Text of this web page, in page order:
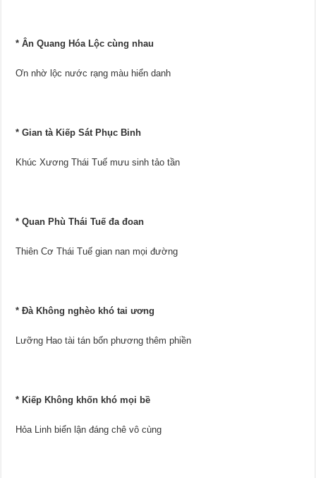
* Ân Quang Hóa Lộc cùng nhau
Ơn nhờ lộc nước rạng màu hiển danh
* Gian tà Kiếp Sát Phục Binh
Khúc Xương Thái Tuế mưu sinh tảo tần
* Quan Phù Thái Tuế đa đoan
Thiên Cơ Thái Tuế gian nan mọi đường
* Đà Không nghèo khó tai ương
Lưỡng Hao tài tán bốn phương thêm phiền
* Kiếp Không khốn khó mọi bề
Hỏa Linh biển lận đáng chê vô cùng